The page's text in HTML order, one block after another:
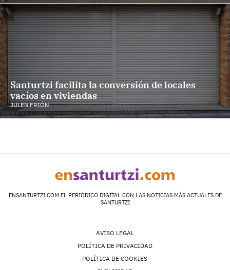
Santurtzi facilita la conversión de locales
vacíos en viviendas
JULEN FRIÓN
ENSANTURTZI.COM EL PERIÓDICO DIGITAL CON LAS NOTICIAS MÁS ACTUALES DE
SANTURTZI
AVISO LEGAL
POLÍTICA DE PRIVACIDAD
POLÍTICA DE COOKIES